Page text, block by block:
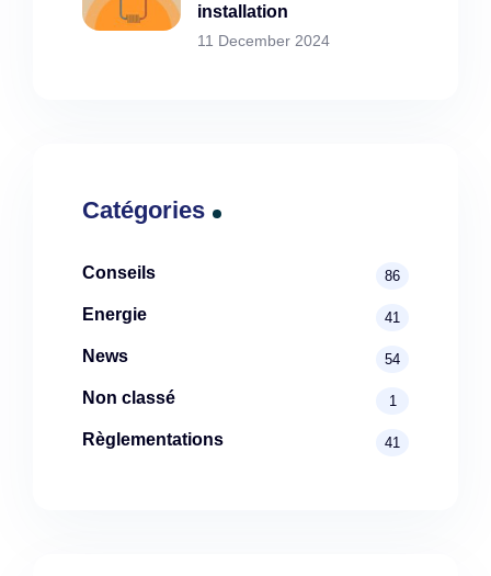
installation
11 December 2024
Catégories
Conseils 86
Energie 41
News 54
Non classé 1
Règlementations 41